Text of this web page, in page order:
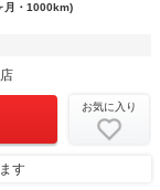
月・1000km)
お気に入り
す